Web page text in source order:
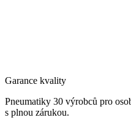
Garance kvality
Pneumatiky 30 výrobců pro
s plnou zárukou.